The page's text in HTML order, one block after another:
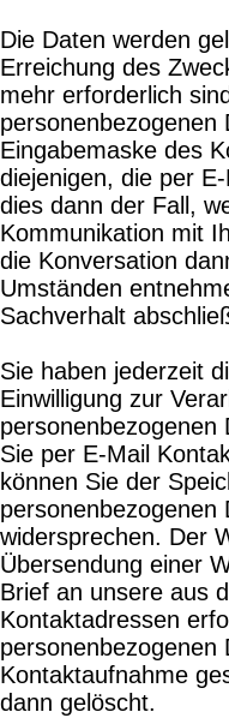
Die Daten werden
Erreichung des
mehr erforderlich
personenbezogenen
Eingabemaske des
diejenigen, die per
dies dann der Fall,
Kommunikation mit
die Konversation
Umständen
Sachverhalt
Sie haben jederzeit
Einwilligung zur
personenbezogenen
Sie per E-Mail
können Sie der
personenbezogenen
widersprechen. Der
Übersendung einer
Brief an unsere aus
Kontaktadressen
personenbezogenen
Kontaktaufnahme
dann gelöscht.